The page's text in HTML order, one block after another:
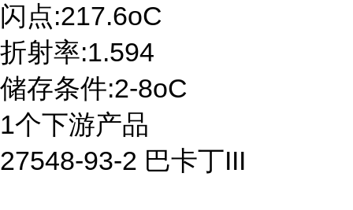
闪点:217.6oC
折射率:1.594
储存条件:2-8oC
1个下游产品
27548-93-2 巴卡丁III